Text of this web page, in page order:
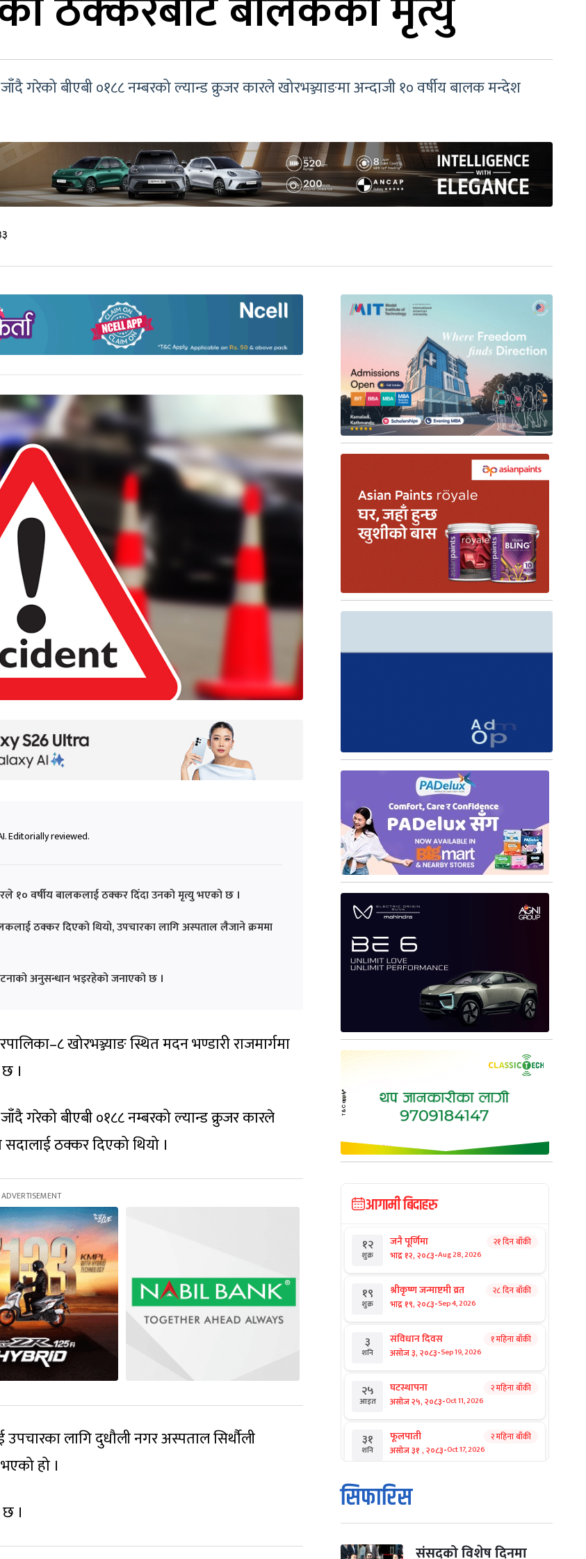
गरेको बीएबी ०१८८ नम्बरको ल्यान्ड क्रुजर कारले खोरभञ्ज्याङमा अन्दाजी १० वर्षीय बालक मन्देश
Editorially reviewed.
१० वर्षीय बालकलाई ठक्कर दिँदा उनको मृत्यु भएको छ ।
ठक्कर दिएको थियो, उपचारका लागि अस्पताल लैजाने क्रममा
अनुसन्धान भइरहेको जनाएको छ ।
खोरभञ्ज्याङ स्थित मदन भण्डारी राजमार्गमा
।
गरेको बीएबी ०१८८ नम्बरको ल्यान्ड क्रुजर कारले
सदालाई ठक्कर दिएको थियो ।
लागि दुधौली नगर अस्पताल सिर्थौली
हो ।
।
आगामी बिदाहरु
१२
शुक्र
जनै पूर्णिमा
भाद्र १२, २०८३-Aug 28, 2026
२१ दिन बाँकी
१९
शुक्र
श्रीकृष्ण जन्माष्टमी व्रत
भाद्र १९, २०८३-Sep 4, 2026
२८ दिन बाँकी
३
शनि
संविधान दिवस
असोज ३, २०८३-Sep 19, 2026
१ महिना बाँकी
२५
आइत
घटस्थापना
असोज २५, २०८३-Oct 11, 2026
२ महिना बाँकी
३१
शनि
फूलपाती
असोज ३१ , २०८३-Oct 17, 2026
२ महिना बाँकी
१
आइत
कार्तिक सङ्क्रान्ति
कार्तिक १, २०८३
मंगल कार्तिक ३, २०८३-Oct 20, 2026
सिफारिस
संसद्को विशेष दिनमा